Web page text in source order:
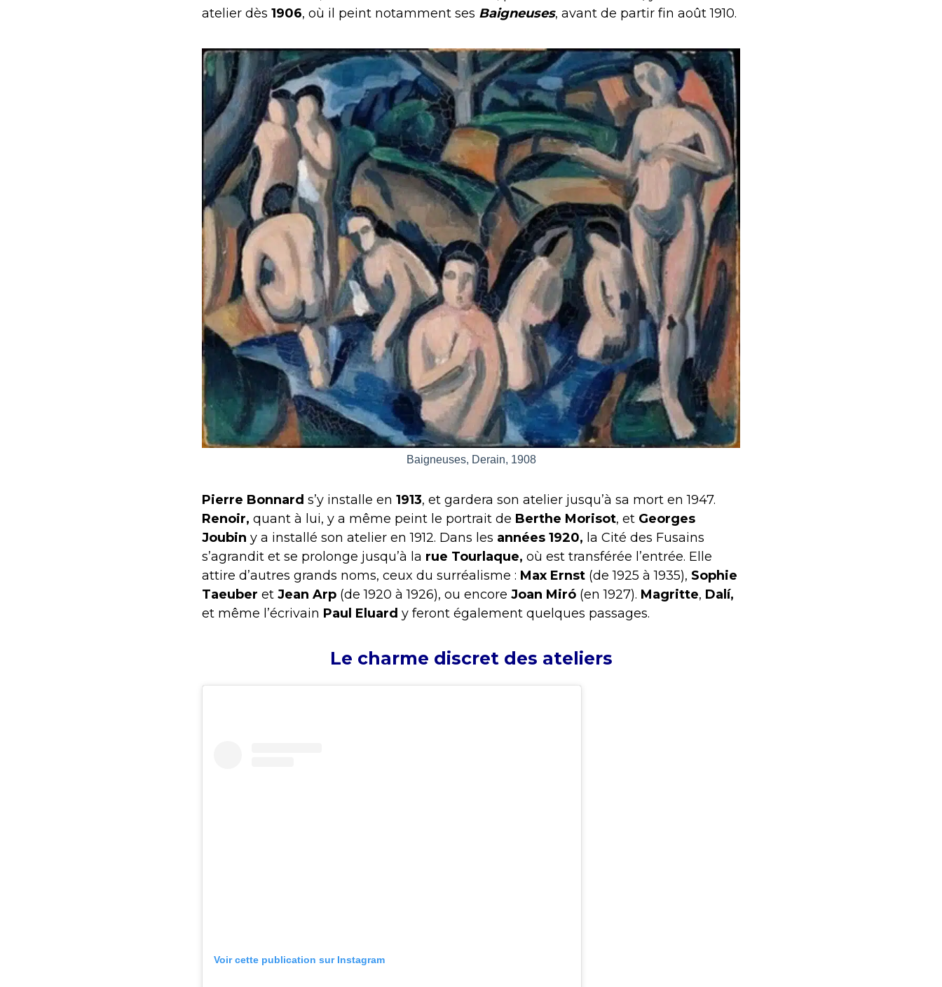
atelier dès 1906, où il peint notamment ses Baigneuses, avant de partir fin août 1910.
Baigneuses, Derain, 1908
Pierre Bonnard s’y installe en 1913, et gardera son atelier jusqu’à sa mort en 1947.
Renoir, quant à lui, y a même peint le portrait de Berthe Morisot, et Georges
Joubin y a installé son atelier en 1912. Dans les années 1920, la Cité des Fusains
s’agrandit et se prolonge jusqu’à la rue Tourlaque, où est transférée l’entrée. Elle
attire d’autres grands noms, ceux du surréalisme : Max Ernst (de 1925 à 1935), Sophie
Taeuber et Jean Arp (de 1920 à 1926), ou encore Joan Miró (en 1927). Magritte, Dalí,
et même l’écrivain Paul Eluard y feront également quelques passages.
Le charme discret des ateliers
Voir cette publication sur Instagram